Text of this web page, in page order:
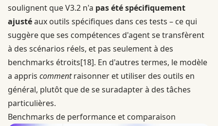
soulignent que V3.2 n'a pas été spécifiquement
ajustéaux outils spécifiques dans ces tests – ce qui
suggère que ses compétences d'agent se transfèrent
à des scénarios réels, et pas seulement à des
benchmarks étroits[18]. En d'autres termes, le modèle
a appris commentraisonner et utiliser des outils en
général, plutôt que de se suradapter à des tâches
particulières.
Benchmarks de performance et comparaison